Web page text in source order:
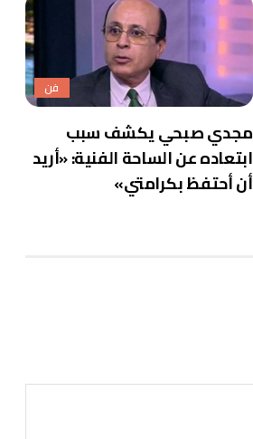
فن
مجدي صبحي يكشف سبب
ابتعاده عن الساحة الفنية: «أريد
أن أحتفظ بكرامتي»